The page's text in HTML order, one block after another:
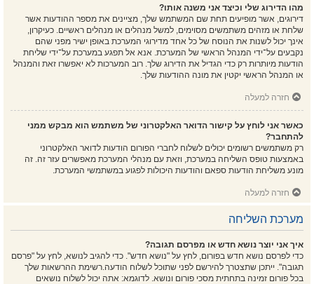
מהו הדירוג שלי וכיצד אני משנה אותו?
דירוגים, אשר מופיעים תחת שם המשתמש שלך, מציינים את מספר ההודעות אשר
שלחת או מזהים משתמשים מסוימים, למשל מנהלים או מנהלים ראשיים. כעיקרון,
אינך יכול לשנות את הנוסח של כל אחד מדירוגי המערכת באופן ישיר מפני שהם
נקבעים על־ידי המנהל הראשי של המערכת. אנא אל תפגע במערכת על־ידי שליחת
הודעות מיותרות רק כדי הגדיל את הדירוג שלך. רוב המערכות לא יאפשרו זאת והמנהל
או המנהל הראשי יקטין את מונה ההודעות שלך.
חזרה למעלה
כאשר אני לוחץ על קישור הדואר האלקטרוני של משתמש הוא מבקש ממני
להתחבר?
רק משתמשים רשומים יכולים לשלוח לחברי הפורום הודעות לדואר האלקטרוני
באמצעות טופס השליחה במערכת, וזאת עם מנהלי המערכת מאפשרים עזר זה. זה
מונע משליחת הודעות ספאם והודעות היכולות לפגוע במשתמשי המערכת.
חזרה למעלה
מערכת השליחה
איך אני יוצר נושא חדש או מפרסם תגובה?
כדי לפרסם נושא חדש בפורום, לחץ על "נושא חדש". כדי להגיב לנושא, לחץ על "פרסם
תגובה". ייתכן שתצטרך להירשם לפני שתוכל לשלוח הודעה.רשימת ההרשאות שלך
בכל פורום זמינה בתחתית מסכי פורום ונושא. לדוגמא: אתה יכול לשלוח נושאים